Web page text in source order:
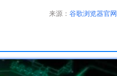
来源： 谷歌浏览器官网